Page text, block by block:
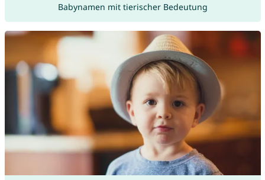
Babynamen mit tierischer Bedeutung